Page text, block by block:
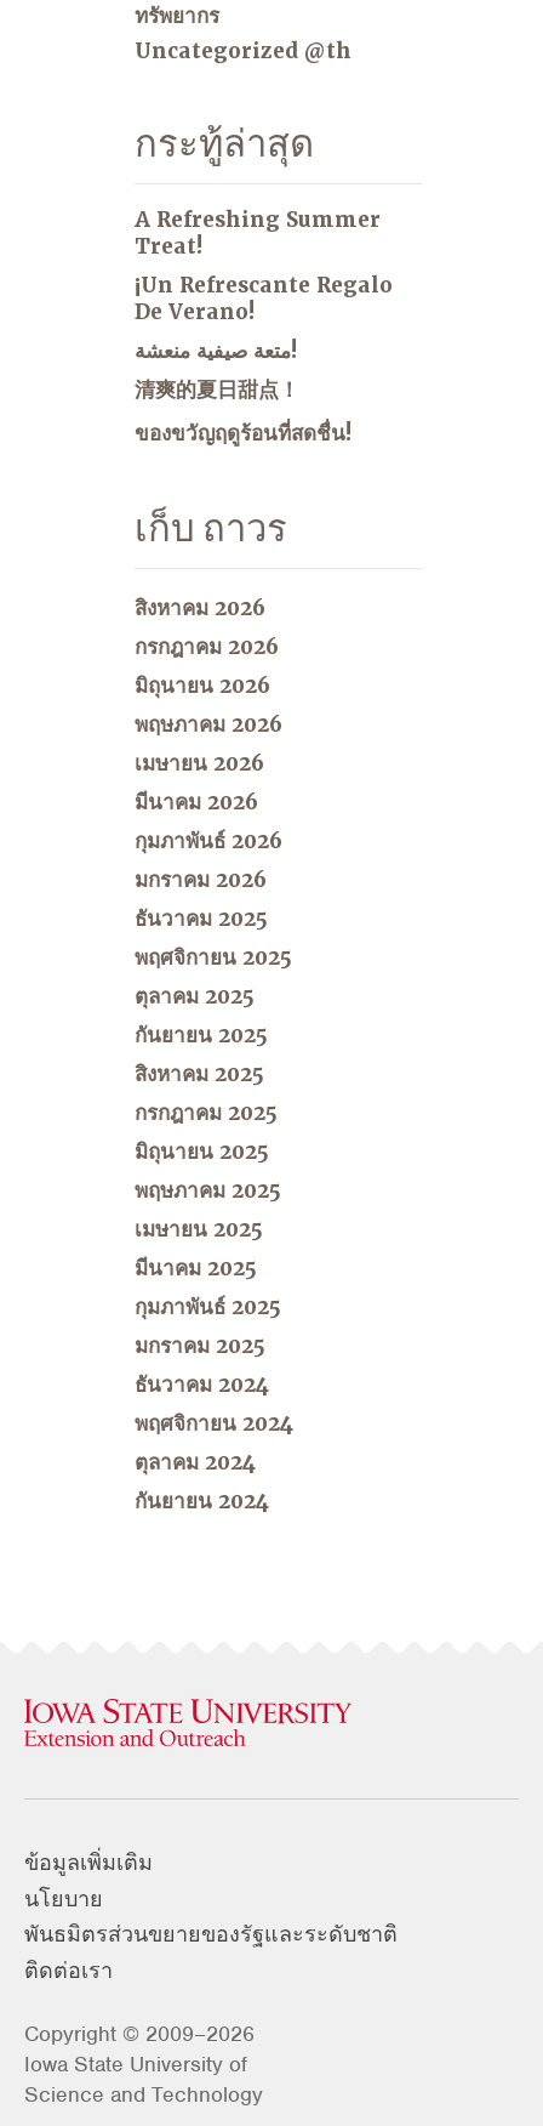
ทรัพยากร
Uncategorized @th
กระทู้ล่าสุด
A Refreshing Summer
Treat!
¡Un Refrescante Regalo
De Verano!
متعة صيفية منعشة!
清爽的夏日甜点！
ของขวัญฤดูร้อนที่สดชื่น!
เก็บ ถาวร
สิงหาคม 2026
กรกฎาคม 2026
มิถุนายน 2026
พฤษภาคม 2026
เมษายน 2026
มีนาคม 2026
กุมภาพันธ์ 2026
มกราคม 2026
ธันวาคม 2025
พฤศจิกายน 2025
ตุลาคม 2025
กันยายน 2025
สิงหาคม 2025
กรกฎาคม 2025
มิถุนายน 2025
พฤษภาคม 2025
เมษายน 2025
มีนาคม 2025
กุมภาพันธ์ 2025
มกราคม 2025
ธันวาคม 2024
พฤศจิกายน 2024
ตุลาคม 2024
กันยายน 2024
ข้อมูลเพิ่มเติม
นโยบาย
พันธมิตรส่วนขยายของรัฐและระดับชาติ
ติดต่อเรา
Copyright © 2009–2026
Iowa State University of
Science and Technology